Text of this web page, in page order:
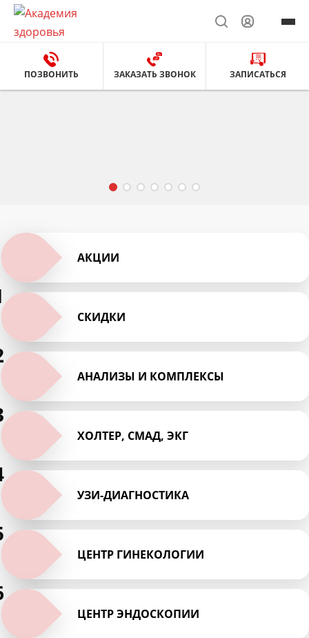
ПОЗВОНИТЬ ЗАКАЗАТЬ ЗВОНОК ЗАПИСАТЬСЯ
АКЦИИ
СКИДКИ
АНАЛИЗЫ И КОМПЛЕКСЫ
ХОЛТЕР, СМАД, ЭКГ
УЗИ-ДИАГНОСТИКА
ЦЕНТР ГИНЕКОЛОГИИ
ЦЕНТР ЭНДОСКОПИИ